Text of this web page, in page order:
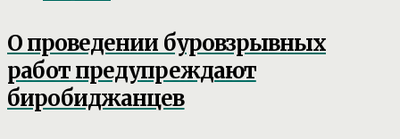
О проведении буровзрывных
работ предупреждают
биробиджанцев